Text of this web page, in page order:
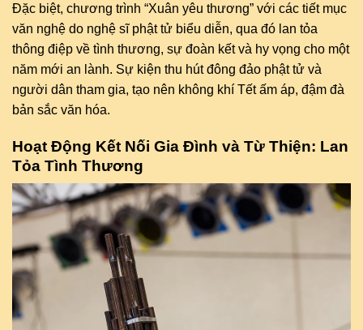
Đặc biệt, chương trình “Xuân yêu thương” với các tiết mục
văn nghệ do nghệ sĩ phật tử biểu diễn, qua đó lan tỏa
thông điệp về tình thương, sự đoàn kết và hy vọng cho một
năm mới an lành. Sự kiện thu hút đông đảo phật tử và
người dân tham gia, tạo nên không khí Tết ấm áp, đậm đà
bản sắc văn hóa.
Hoạt Động Kết Nối Gia Đình và Từ Thiện: Lan
Tỏa Tình Thương